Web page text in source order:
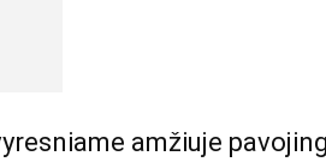
amžiuje